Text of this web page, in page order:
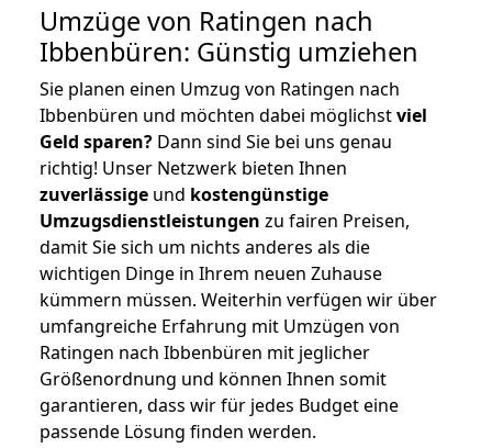
Umzüge von Ratingen nach
Ibbenbüren: Günstig umziehen
Sie planen einen Umzug von Ratingen nach
Ibbenbüren und möchten dabei möglichstviel
Geld sparen? Dann sind Sie bei uns genau
richtig! Unser Netzwerk bieten Ihnen
zuverlässige und kostengünstige
Umzugsdienstleistungen zu fairen Preisen,
damit Sie sich um nichts anderes als die
wichtigen Dinge in Ihrem neuen Zuhause
kümmern müssen. Weiterhin verfügen wir über
umfangreiche Erfahrung mit Umzügen von
Ratingen nach Ibbenbüren mit jeglicher
Größenordnung und können Ihnen somit
garantieren, dass wir für jedes Budget eine
passende Lösung finden werden.